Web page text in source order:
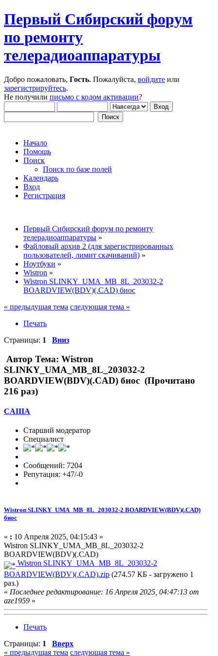
Первый Сибирский форум
по ремонту
телерадиоаппаратуры
Добро пожаловать, Гость. Пожалуйста, войдите или
зарегистрируйтесь.
Не получили письмо с кодом активации?
Начало
Помощь
Поиск
Поиск по базе полей
Календарь
Вход
Регистрация
Первый Сибирский форум по ремонту
телерадиоаппаратуры »
Файловый архив 2 (для зарегистрированных
пользователей, лимит скачиваний) »
Ноутбуки »
Wistron »
Wistron SLINKY_UMA_MB_8L_203032-2
BOARDVIEW(BDV)(.CAD) биос
« предыдущая тема следующая тема »
Печать
Страницы: 1 Вниз
Автор Тема: Wistron
SLINKY_UMA_MB_8L_203032-2
BOARDVIEW(BDV)(.CAD) биос (Прочитано
216 раз)
CAIIIA
Старший модератор
Специалист
Сообщений: 7204
Репутация: +47/-0
Wistron SLINKY_UMA_MB_8L_203032-2 BOARDVIEW(BDV)(.CAD)
биос
« : 10 Апреля 2025, 04:15:43 »
Wistron SLINKY_UMA_MB_8L_203032-2
BOARDVIEW(BDV)(.CAD)
Wistron SLINKY_UMA_MB_8L_203032-2
BOARDVIEW(BDV)(.CAD).zip (274.57 КБ - загружено 1
раз.)
« Последнее редактирование: 16 Апреля 2025, 04:47:13 от
aze1959 »
Печать
Страницы: 1
Вверх
« предыдущая тема следующая тема »